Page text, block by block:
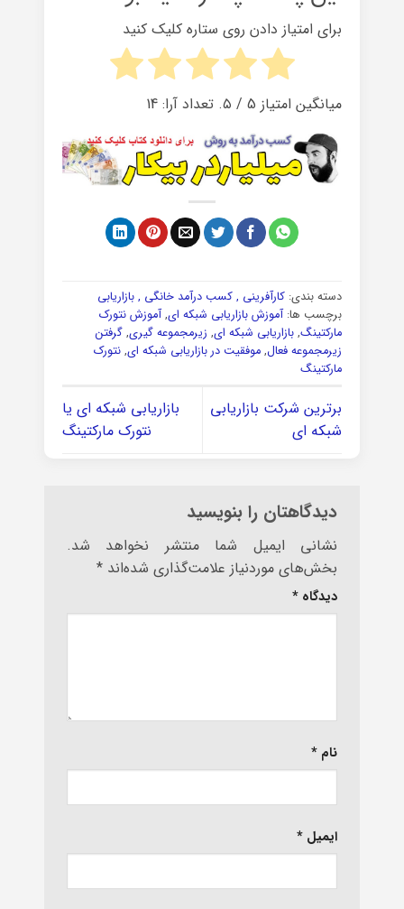
برای امتیاز دادن روی ستاره کلیک کنید
میانگین امتیاز 5/ ۵. تعداد آرا: 14
دسته بندی: کارآفرینی , کسب درآمد خانگی , بازاریابی
برچسب ها:آموزش بازاریابی شبکه ای,آموزش نتورک
مارکتینگ, بازاریابی شبکه ای, زیرمجموعه گیری, گرفتن
زیرمجموعه فعال, موفقیت در بازاریابی شبکه ای, نتورک
مارکتینگ
برترین شرکت بازاریابی
شبکه ای
بازاریابی شبکه ای یا
نتورک مارکتینگ
دیدگاهتان را بنویسید
نشانی ایمیل شما منتشر نخواهد شد.
بخش‌های موردنیاز علامت‌گذاری شده‌اند *
دیدگاه *
نام *
ایمیل *